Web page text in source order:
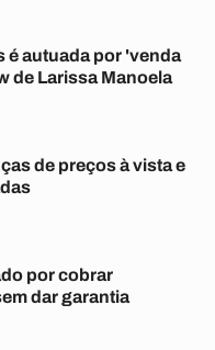
é autuada por 'venda
de Larissa Manoela
de preços à vista e
por cobrar
dar garantia